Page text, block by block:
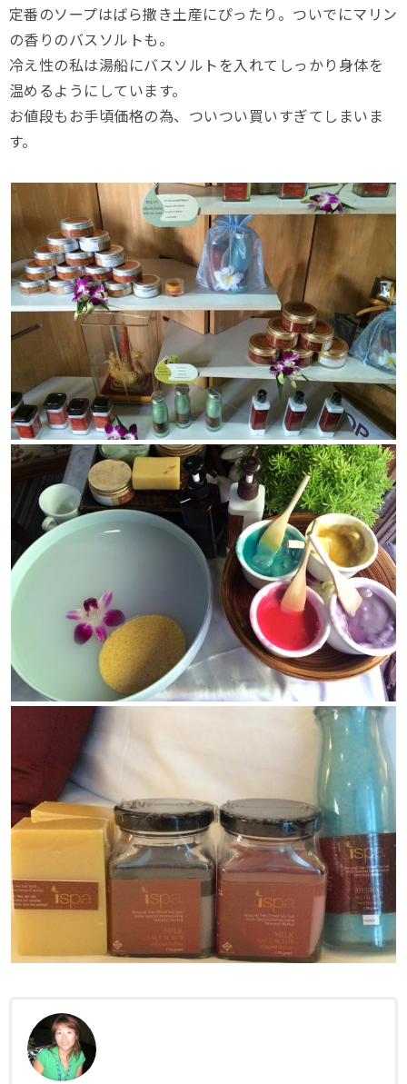
定番のソープはばら撒き土産にぴったり。ついでにマリン
の香りのバスソルトも。
冷え性の私は湯船にバスソルトを入れてしっかり身体を
温めるようにしています。
お値段もお手頃価格の為、ついつい買いすぎてしまいま
す。